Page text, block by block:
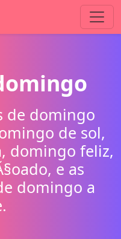
de domingo
de sol,
domingo feliz,
e as
domingo a